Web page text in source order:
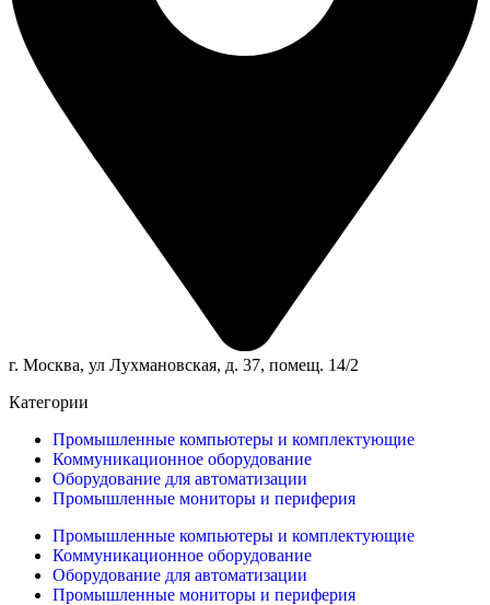
г. Москва, ул Лухмановская, д. 37, помещ. 14/2
Категории
Промышленные компьютеры и комплектующие
Коммуникационное оборудование
Оборудование для автоматизации
Промышленные мониторы и периферия
Промышленные компьютеры и комплектующие
Коммуникационное оборудование
Оборудование для автоматизации
Промышленные мониторы и периферия